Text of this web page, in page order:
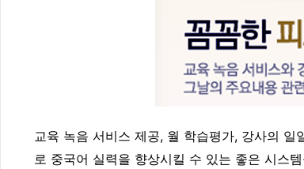
교육 녹음 서비스 제공, 월 학습평가, 강사의
로 중국어 실력을 향상시킬 수 있는 좋은 시스